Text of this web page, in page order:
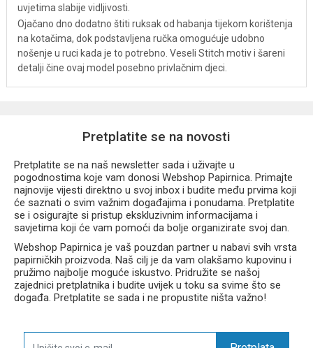
uvjetima slabije vidljivosti.
Ojačano dno dodatno štiti ruksak od habanja tijekom korištenja
na kotačima, dok podstavljena ručka omogućuje udobno
nošenje u ruci kada je to potrebno. Veseli Stitch motiv i šareni
detalji čine ovaj model posebno privlačnim djeci.
Karakteristike proizvoda
Školski ruksak na kotačima s Disney Stitch motivom
Dva prostrana pretinca
Teleskopska ručka za jednostavno povlačenje
Tihi i izdržljivi kotači
Odvojive i podesive naramenice
Pretinac za prijenosno računalo
Unutarnji organizator za sitnice
Dva bočna džepa za bocu ili pribor
Ojačano dno za veću izdržljivost
Reflektirajući elementi za bolju vidljivost
Vodootporan materijal
Prednosti
Pretplatite se na novosti
Pretplatite se na naš newsletter sada i uživajte u
pogodnostima koje vam donosi Webshop Papirnica. Primajte
najnovije vijesti direktno u svoj inbox i budite među prvima koji
će saznati o svim važnim događajima i ponudama. Pretplatite
se i osigurajte si pristup ekskluzivnim informacijama i
savjetima koji će vam pomoći da bolje organizirate svoj dan.
Webshop Papirnica je vaš pouzdan partner u nabavi svih vrsta
papirničkih proizvoda. Naš cilj je da vam olakšamo kupovinu i
pružimo najbolje moguće iskustvo. Pridružite se našoj
zajednici pretplatnika i budite uvijek u toku sa svime što se
događa. Pretplatite se sada i ne propustite ništa važno!